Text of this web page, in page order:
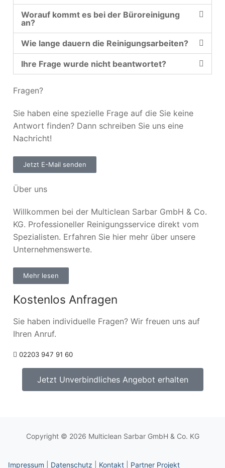
Worauf kommt es bei der Büroreinigung
an?
Wie lange dauern die Reinigungsarbeiten?
Ihre Frage wurde nicht beantwortet?
Fragen?
Sie haben eine spezielle Frage auf die Sie keine
Antwort finden? Dann schreiben Sie uns eine
Nachricht!
Jetzt E-Mail senden
Über uns
Willkommen bei der Multiclean Sarbar GmbH & Co.
KG. Professioneller Reinigungsservice direkt vom
Spezialisten. Erfahren Sie hier mehr über unsere
Unternehmenswerte.
Mehr lesen
Kostenlos Anfragen
Sie haben individuelle Fragen? Wir freuen uns auf
Ihren Anruf.
02203 947 91 60
Jetzt Unverbindliches Angebot erhalten
Copyright © 2026 Multiclean Sarbar GmbH & Co. KG
Impressum Datenschutz Kontakt Partner Projekt